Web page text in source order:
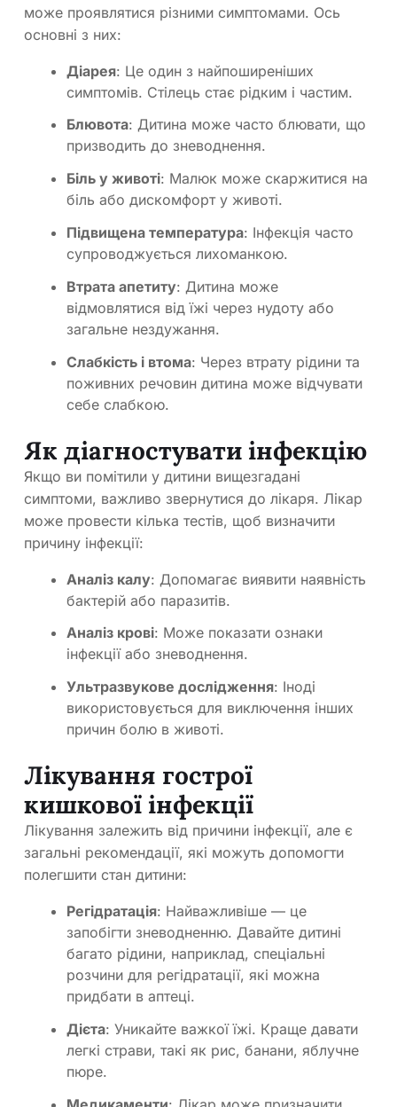
може проявлятися різними симптомами. Ось
основні з них:
Діарея: Це один з найпоширеніших
симптомів. Стілець стає рідким і частим.
Блювота: Дитина може часто блювати, що
призводить до зневоднення.
Біль у животі: Малюк може скаржитися на
біль або дискомфорт у животі.
Підвищена температура: Інфекція часто
супроводжується лихоманкою.
Втрата апетиту: Дитина може
відмовлятися від їжі через нудоту або
загальне нездужання.
Слабкість і втома: Через втрату рідини та
поживних речовин дитина може відчувати
себе слабкою.
Як діагностувати інфекцію
Якщо ви помітили у дитини вищезгадані
симптоми, важливо звернутися до лікаря. Лікар
може провести кілька тестів, щоб визначити
причину інфекції:
Аналіз калу: Допомагає виявити наявність
бактерій або паразитів.
Аналіз крові: Може показати ознаки
інфекції або зневоднення.
Ультразвукове дослідження: Іноді
використовується для виключення інших
причин болю в животі.
Лікування гострої
кишкової інфекції
Лікування залежить від причини інфекції, але є
загальні рекомендації, які можуть допомогти
полегшити стан дитини:
Регідратація: Найважливіше — це
запобігти зневодненню. Давайте дитині
багато рідини, наприклад, спеціальні
розчини для регідратації, які можна
придбати в аптеці.
Дієта: Уникайте важкої їжі. Краще давати
легкі страви, такі як рис, банани, яблучне
пюре.